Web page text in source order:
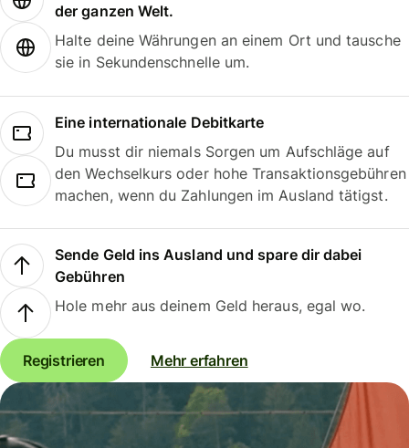
der ganzen Welt.
Halte deine Währungen an einem Ort und tausche
sie in Sekundenschnelle um.
Eine internationale Debitkarte
Du musst dir niemals Sorgen um Aufschläge auf
den Wechselkurs oder hohe Transaktionsgebühren
machen, wenn du Zahlungen im Ausland tätigst.
Sende Geld ins Ausland und spare dir dabei
Gebühren
Hole mehr aus deinem Geld heraus, egal wo.
Registrieren Mehr erfahren